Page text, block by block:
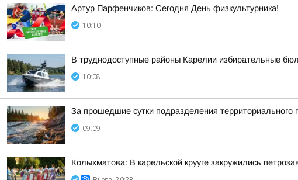
Артур Парфенчиков: Сегодня День физкультурника!
10:10
В труднодоступные районы Карелии избирательные
10:08
За прошедшие сутки подразделения территориального
09:09
Колыхматова: В карельской крууге закружились